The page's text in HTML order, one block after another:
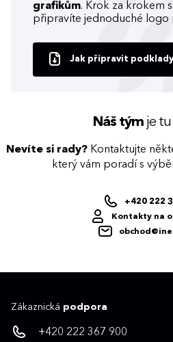
grafikům. Krok za krokem
připravíte jednoduché logo
Jak připravit
Náš týmje tu
Nevíte si rady? Kontaktujte
který vám poradí s
+420 222
Kontakty na
Zákaznická podpora
+420 222 367 900